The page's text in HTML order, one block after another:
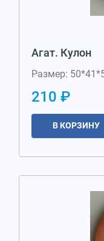
Агат. Кулон
Размер:
210 ₽
В КОРЗИНУ